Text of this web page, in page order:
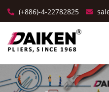
(+886)-4-22782825